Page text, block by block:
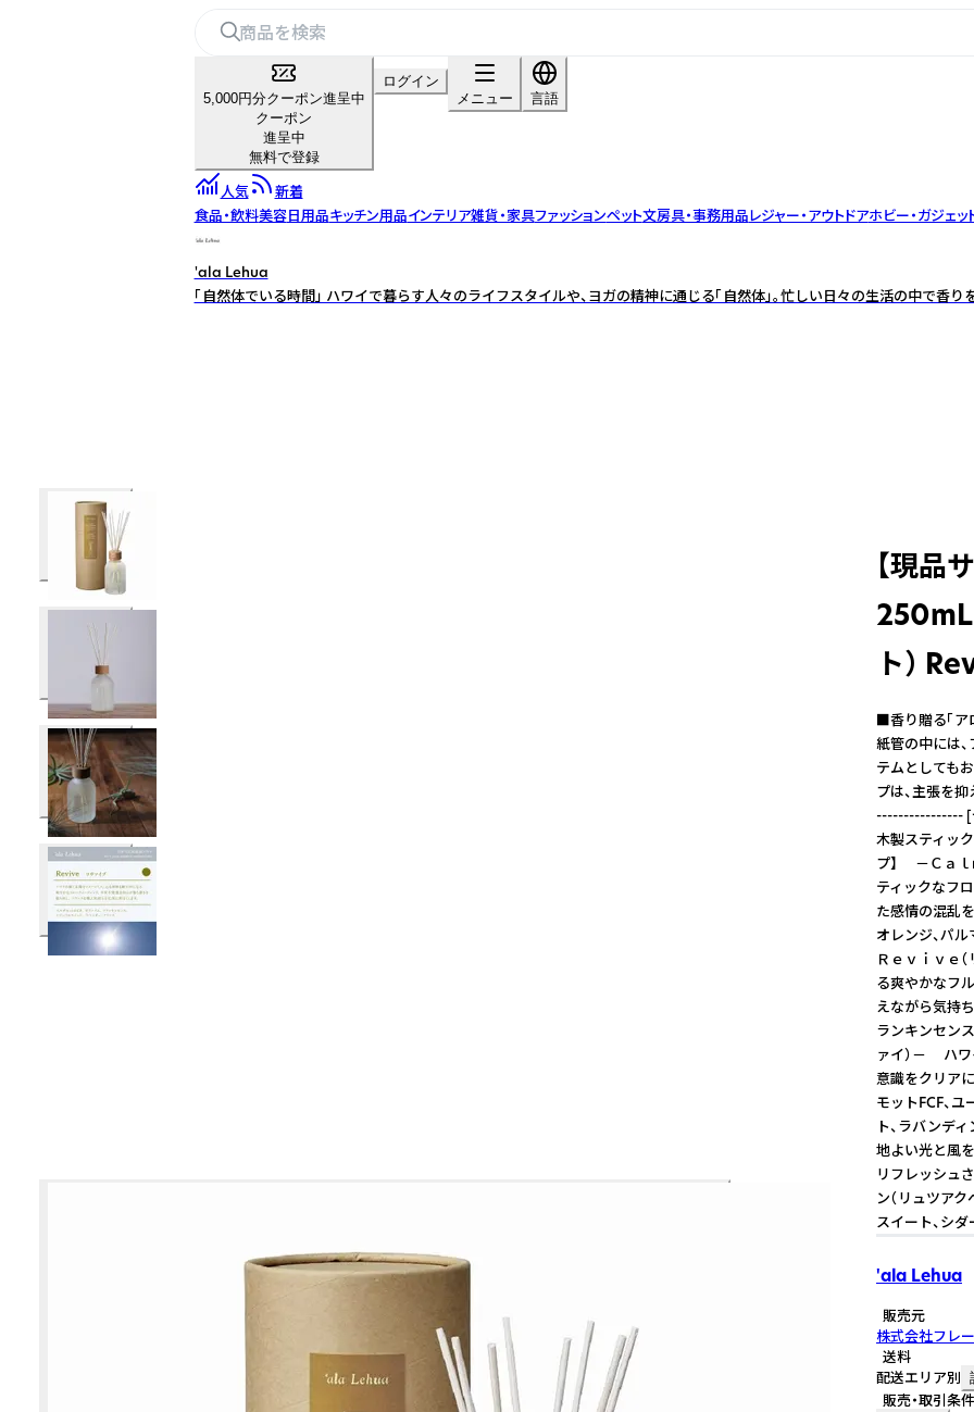
5,000円分クーポン進呈中
クーポン
進呈中
無料で登録
ログイン
メニュー
言語
人気
新着
食品・飲料美容日用品キッチン用品インテリア雑貨・家具ファッションペット文房具・事務用品レジャー・アウトドアホビー・ガジェッ
'ala Lehua
「自然体でいる時間」 ハワイで暮らす人々のライフスタイルや、ヨガの精神に通じる「自然体」。忙しい日々の生活の中で香
【現
250mL
ト）
■香り贈る「
紙管の中には
テムとしても
プは、主張を
---------------- [
木製スティッ
プ】 －Ｃａｌ
ティックなフ
た感情の混乱
オレンジ、パ
Ｒｅｖｉｖｅ
る爽やかなフ
えながら気持
ランキンセン
ァイ）－ ハワ
意識をクリア
モットFCF、ユ
ト、ラバンデ
地よい光と風
リフレッシュ
ン（リュツアク
スイート、シ
'ala Lehua
販売元
株式会社フレ
送料
配送エリア別
販売・取引条件